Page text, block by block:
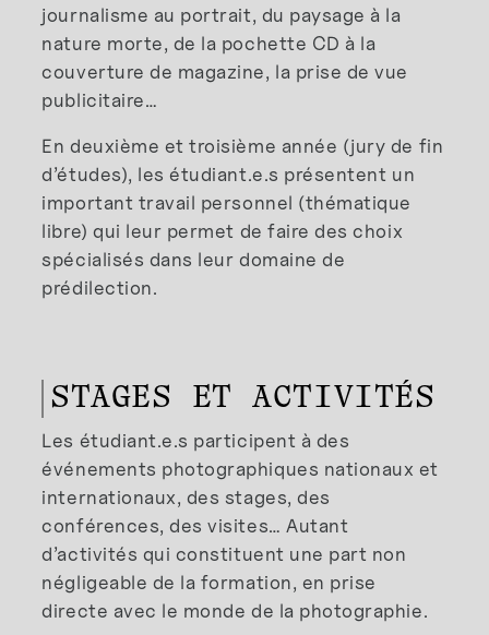
journalisme au portrait, du paysage à la
nature morte, de la pochette CD à la
couverture de magazine, la prise de vue
publicitaire…
En deuxième et troisième année (jury de fin
d’études), les étudiant.e.s présentent un
important travail personnel (thématique
libre) qui leur permet de faire des choix
spécialisés dans leur domaine de
prédilection.
STAGES ET ACTIVITÉS
Les étudiant.e.s participent à des
événements photographiques nationaux et
internationaux, des stages, des
conférences, des visites… Autant
d’activités qui constituent une part non
négligeable de la formation, en prise
directe avec le monde de la photographie.